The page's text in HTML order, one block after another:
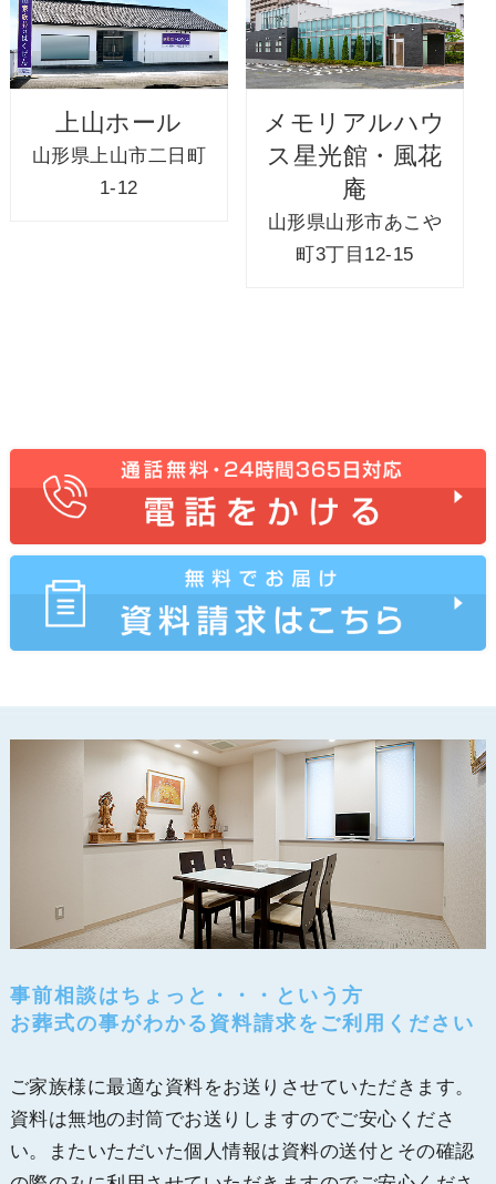
上山ホール
山形県上山市二日町
1-12
メモリアルハウ
ス星光館・風花
庵
山形県山形市あこや
町3丁目12-15
事前相談はちょっと・・・という方
お葬式の事がわかる資料請求をご利用ください
ご家族様に最適な資料をお送りさせていただきます。
資料は無地の封筒でお送りしますのでご安心くださ
い。またいただいた個人情報は資料の送付とその確認